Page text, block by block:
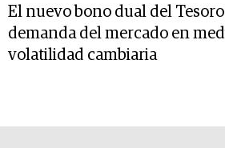
El nuevo bono dual del
demanda del mercado en
volatilidad cambiaria